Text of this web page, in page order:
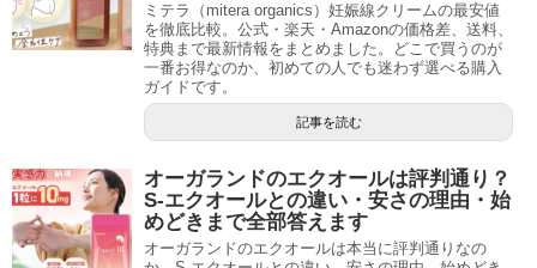
ミテラ（mitera organics）妊娠線クリームの最安値
を徹底比較。公式・楽天・Amazonの価格差、送料、
特典まで最新情報をまとめました。どこで買うのが
一番お得なのか、初めての人でも迷わず選べる購入
ガイドです。
記事を読む
オーガランドのエクオールは評判通り？
S-エクオールとの違い・安さの理由・始
めどきまで全部答えます
オーガランドのエクオールは本当に評判通りなの